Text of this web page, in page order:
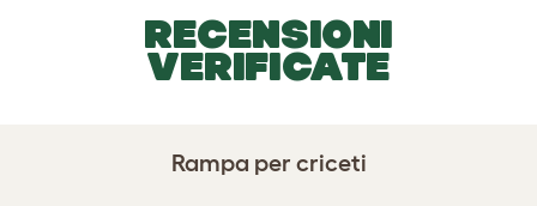
RECENSIONI
VERIFICATE
Rampa per criceti